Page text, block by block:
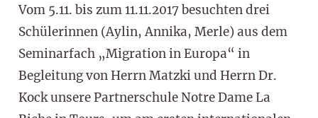
Vom 5.11. bis zum 11.11.2017 besuchten drei
Schülerinnen (Aylin, Annika, Merle) aus dem
Seminarfach „Migration in Europa“ in
Begleitung von Herrn Matzki und Herrn Dr.
Kock unsere Partnerschule Notre Dame La